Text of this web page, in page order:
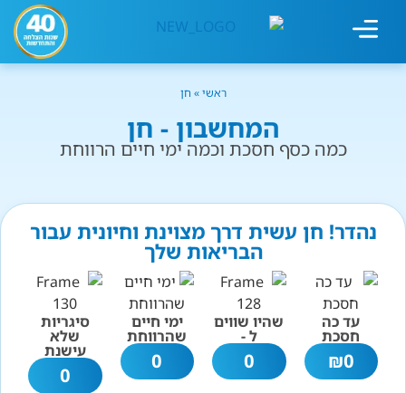
ראשי» חן
המחשבון - חן
כמה כסף חסכת וכמה ימי חיים הרווחת
נהדר! חן עשית דרך מצוינת וחיונית עבור
הבריאות שלך
עד כה
חסכת
0
₪
שהיו שווים
ל -
0
ימי חיים
שהרווחת
0
סיגריות
שלא
עישנת
0